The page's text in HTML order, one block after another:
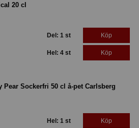
20 cl
Del: 1 st Köp
Hel: 4 st Köp
Pear Sockerfri 50 cl å-pet Carlsberg
Hel: 1 st Köp